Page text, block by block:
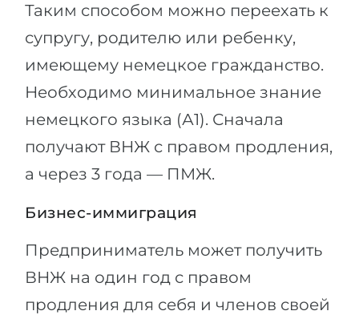
Таким способом можно переехать к
супругу, родителю или ребенку,
имеющему немецкое гражданство.
Необходимо минимальное знание
немецкого языка (А1). Сначала
получают ВНЖ с правом продления,
а через 3 года — ПМЖ.
Бизнес-иммиграция
Предприниматель может получить
ВНЖ на один год с правом
продления для себя и членов своей